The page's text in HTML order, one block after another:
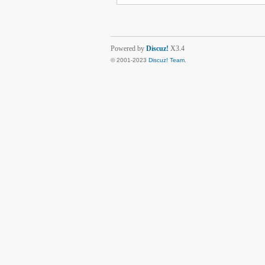
Powered by Discuz! X3.4
© 2001-2023 Discuz! Team